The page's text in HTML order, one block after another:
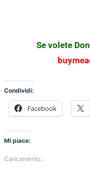
Se volete
Condividi:
Facebook
Mi piace:
Caricamento...